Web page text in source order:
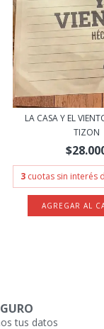
LA CASA Y EL
TIZON
3 cuotas sin interés
tus datos